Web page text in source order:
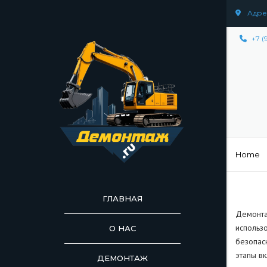
+7
ГЛАВНАЯ
О НАС
ДЕМОНТАЖ ДЕМОНТАЖ
Home
этапы